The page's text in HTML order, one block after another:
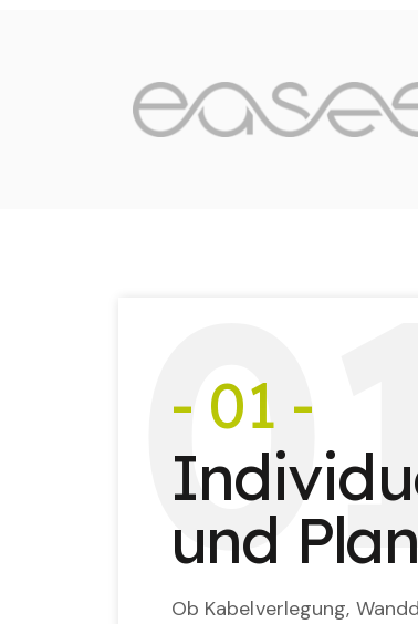
0
- 01 -
und
Ob Kabelverlegung,